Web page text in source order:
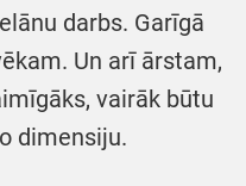
darbs. Garīgā
Un arī ārstam,
vairāk būtu
dimensiju.